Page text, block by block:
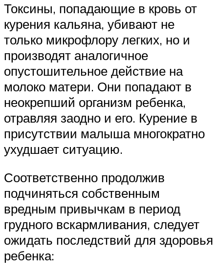
Токсины, попадающие в кровь от
курения кальяна, убивают не
только микрофлору легких, но и
производят аналогичное
опустошительное действие на
молоко матери. Они попадают в
неокрепший организм ребенка,
отравляя заодно и его. Курение в
присутствии малыша многократно
ухудшает ситуацию.
Соответственно продолжив
подчиняться собственным
вредным привычкам в период
грудного вскармливания, следует
ожидать последствий для здоровья
ребенка: